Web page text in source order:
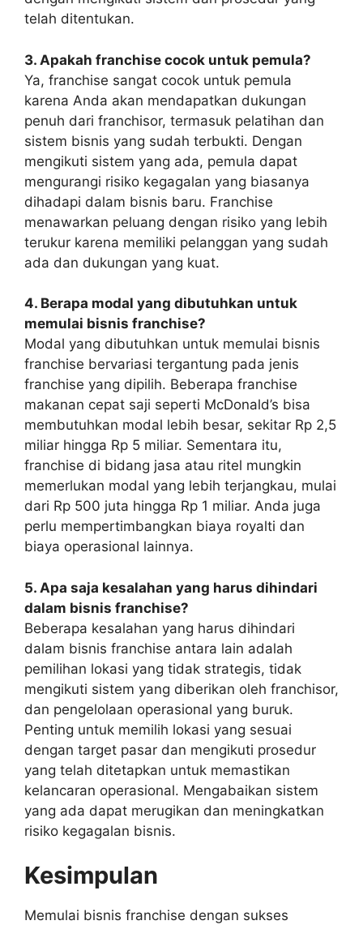
telah ditentukan.
3. Apakah franchise cocok untuk pemula?
Ya, franchise sangat cocok untuk pemula
karena Anda akan mendapatkan dukungan
penuh dari franchisor, termasuk pelatihan dan
sistem bisnis yang sudah terbukti. Dengan
mengikuti sistem yang ada, pemula dapat
mengurangi risiko kegagalan yang biasanya
dihadapi dalam bisnis baru. Franchise
menawarkan peluang dengan risiko yang lebih
terukur karena memiliki pelanggan yang sudah
ada dan dukungan yang kuat.
4. Berapa modal yang dibutuhkan untuk
memulai bisnis franchise?
Modal yang dibutuhkan untuk memulai bisnis
franchise bervariasi tergantung pada jenis
franchise yang dipilih. Beberapa franchise
makanan cepat saji seperti McDonald’s bisa
membutuhkan modal lebih besar, sekitar Rp 2,5
miliar hingga Rp 5 miliar. Sementara itu,
franchise di bidang jasa atau ritel mungkin
memerlukan modal yang lebih terjangkau, mulai
dari Rp 500 juta hingga Rp 1 miliar. Anda juga
perlu mempertimbangkan biaya royalti dan
biaya operasional lainnya.
5. Apa saja kesalahan yang harus dihindari
dalam bisnis franchise?
Beberapa kesalahan yang harus dihindari
dalam bisnis franchise antara lain adalah
pemilihan lokasi yang tidak strategis, tidak
mengikuti sistem yang diberikan oleh franchisor,
dan pengelolaan operasional yang buruk.
Penting untuk memilih lokasi yang sesuai
dengan target pasar dan mengikuti prosedur
yang telah ditetapkan untuk memastikan
kelancaran operasional. Mengabaikan sistem
yang ada dapat merugikan dan meningkatkan
risiko kegagalan bisnis.
Kesimpulan
Memulai bisnis franchise dengan sukses